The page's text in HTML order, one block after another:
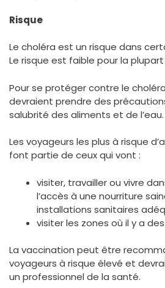
Risque
Le choléra est un risque dans
Le risque est faible pour la
Pour se protéger contre le
devraient prendre des
salubrité des aliments et de l’eau.
Les voyageurs les plus à risque
font partie de ceux qui vont :
visiter, travailler ou vivre
l’accès à une nourriture
installations sanitaires
visiter les zones où il y a
La vaccination peut être
voyageurs à risque élevé et
un professionnel de la santé.